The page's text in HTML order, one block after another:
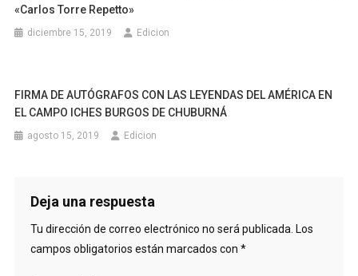
«Carlos Torre Repetto»
diciembre 15, 2019 Edicion
FIRMA DE AUTÓGRAFOS CON LAS LEYENDAS DEL AMÉRICA EN
EL CAMPO ICHES BURGOS DE CHUBURNÁ
agosto 15, 2019 Edicion
Deja una respuesta
Tu dirección de correo electrónico no será publicada. Los
campos obligatorios están marcados con *